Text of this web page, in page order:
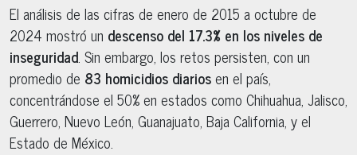
El análisis de las cifras de enero de 2015 a octubre de
2024 mostró un descenso del 17.3% en los niveles de
inseguridad. Sin embargo, los retos persisten, con un
promedio de 83 homicidios diariosen el país,
concentrándose el 50% en estados como Chihuahua, Jalisco,
Guerrero, Nuevo León, Guanajuato, Baja California, y el
Estado de México.